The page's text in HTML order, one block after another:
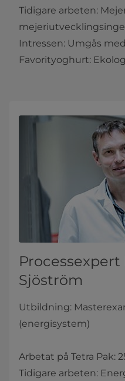
Tidigare arbeten:
Intressen: Umgås
Favorityoghurt:
Sjöström
Utbildning:
(energisystem)
Arbetat på Tetra Pak:
Tidigare arbeten: